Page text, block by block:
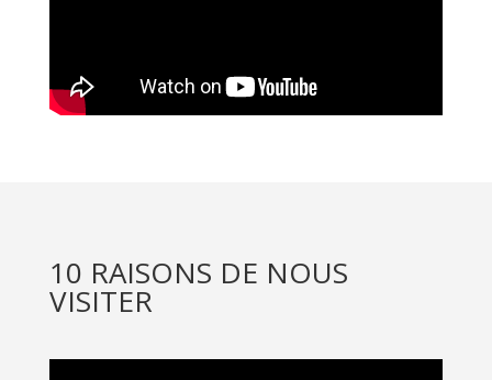
10 RAISONS DE NOUS
VISITER